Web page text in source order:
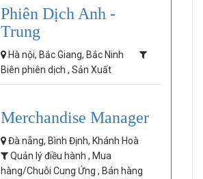
Phiên Dịch Anh -
Trung
Hà nội, Bắc Giang, Bắc Ninh
Biên phiên dịch , Sản Xuất
Merchandise Manager
Đà nẵng, Bình Định, Khánh Hoà
Quản lý điều hành , Mua
hàng/Chuỗi Cung Ứng , Bán hàng